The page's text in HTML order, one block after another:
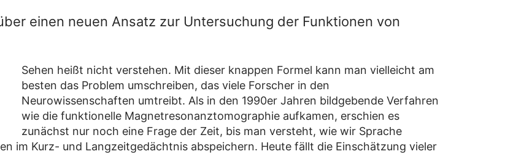
einen neuen Ansatz zur Untersuchung der Funktionen von
Sehen heißt nicht verstehen. Mit dieser knappen Formel kann man vielleicht am
besten das Problem umschreiben, das viele Forscher in den
Neurowissenschaften umtreibt. Als in den 1990er Jahren bildgebende Verfahren
wie die funktionelle Magnetresonanztomographie aufkamen, erschien es
zunächst nur noch eine Frage der Zeit, bis man versteht, wie wir Sprache
im Kurz- und Langzeitgedächtnis abspeichern. Heute fällt die Einschätzung vieler